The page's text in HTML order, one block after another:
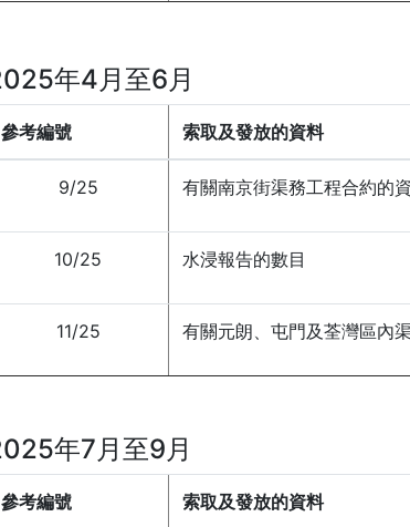
年4月至6月
參考編號 索取及發放的資料
9/25 有關南京街渠務工程合約的
10/25 水浸報告的數目
11/25 有關元朗、屯門及荃灣區內
年7月至9月
參考編號 索取及發放的資料